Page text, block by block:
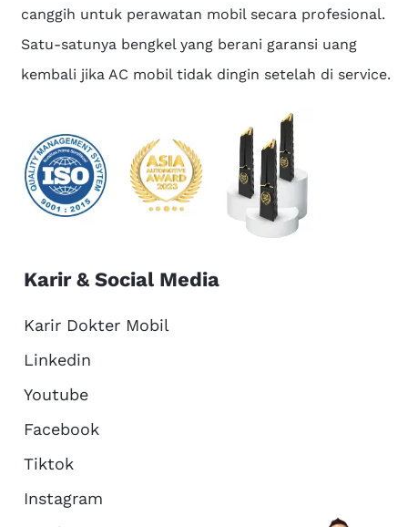
canggih untuk perawatan mobil secara profesional.
Satu-satunya bengkel yang berani garansi uang
kembali jika AC mobil tidak dingin setelah di service.
Karir & Social Media
Karir Dokter Mobil
Linkedin
Youtube
Facebook
Tiktok
Instagram